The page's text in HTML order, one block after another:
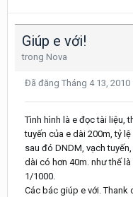
Giúp e với!
trong Nova
Đã đăng Tháng 4 13, 2010
Tình hình là e đọc tài liệu,
tuyến của e dài 200m, tỷ
sau đó DNDM, vạch
dài có hơn 40m. như thế
1/1000.
Các bác giúp e với. Thank